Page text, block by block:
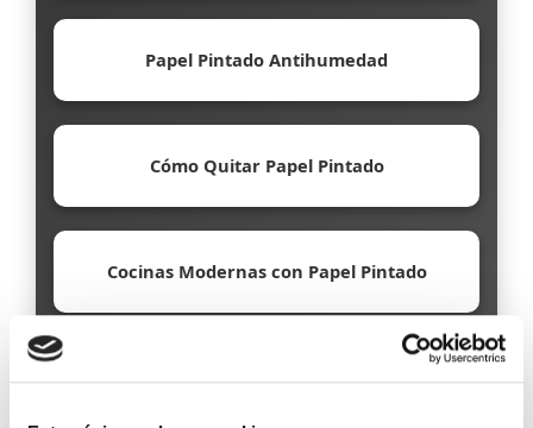
Papel Pintado Antihumedad
Cómo Quitar Papel Pintado
Cocinas Modernas con Papel Pintado
Papel Pintado Ecológico